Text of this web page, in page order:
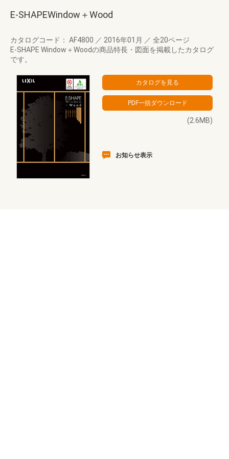
E-SHAPEWindow＋Wood
カタログコード： AF4800 ／ 2016年01月 ／ 全20ページ
E-SHAPE Window＋Woodの商品特長・図面を掲載したカタログ
です。
(2.6MB)
お知らせ表示